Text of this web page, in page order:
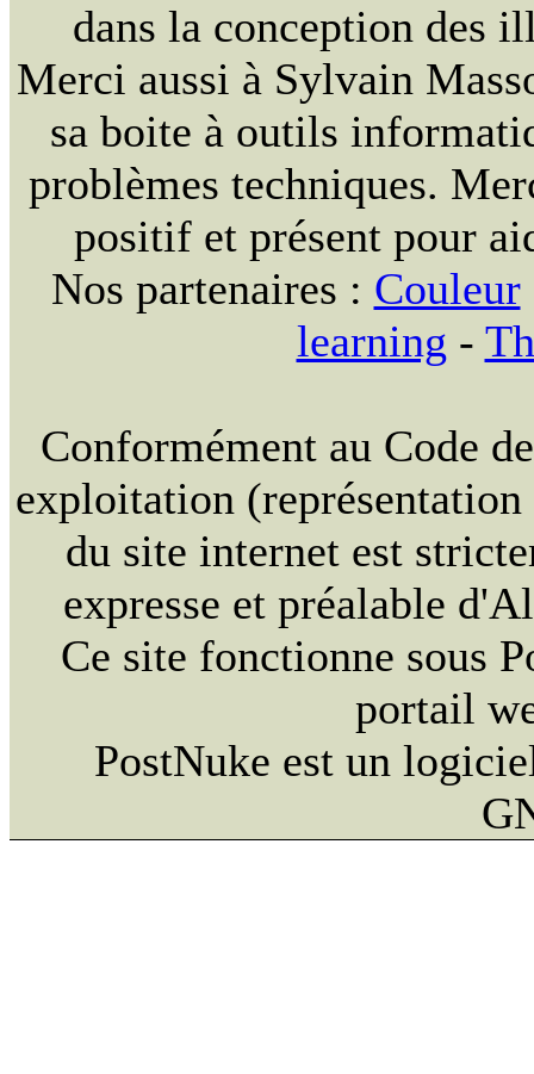
dans la conception des
Merci aussi à Sylvain
sa boite à outils
problèmes techniques.
positif et présent pour
Nos partenaires : Couleur
learning -
Conformément au Code
exploitation
du site internet est
expresse et préalable
Ce site fonctionne sous
portail
PostNuke est un